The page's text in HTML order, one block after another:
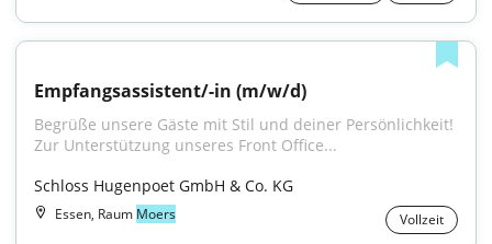
Empfangsassistent/-in (m/w/d)
Begrüße unsere Gäste mit Stil und deiner Persönlichkeit!
Zur Unterstützung unseres Front Office...
Schloss Hugenpoet GmbH & Co. KG
Essen, Raum Moers Vollzeit